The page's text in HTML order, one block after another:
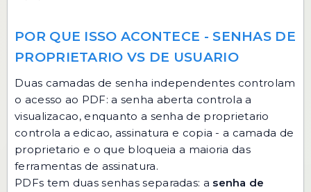
POR QUE ISSO ACONTECE - SENHAS DE
PROPRIETARIO VS DE USUARIO
Duas camadas de senha independentes controlam
o acesso ao PDF: a senha aberta controla a
visualizacao, enquanto a senha de proprietario
controla a edicao, assinatura e copia - a camada de
proprietario e o que bloqueia a maioria das
ferramentas de assinatura.
PDFs tem duas senhas separadas: a senha de